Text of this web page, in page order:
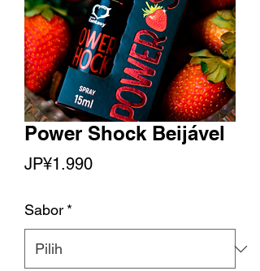
Power Shock Beijável
JP¥1.990Harga
Sabor *